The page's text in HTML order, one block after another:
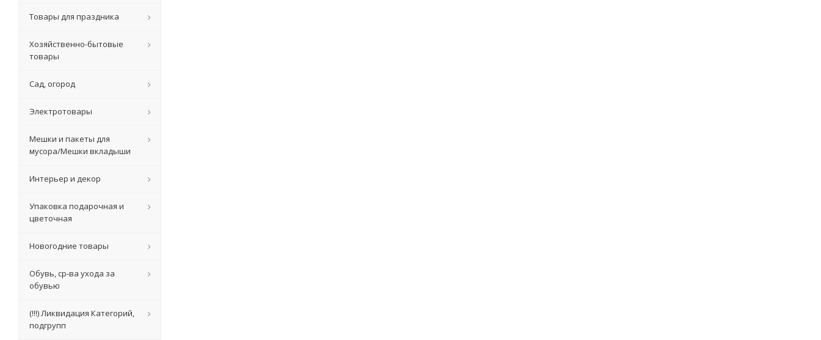
Товары для праздника
Хозяйственно-бытовые
товары
Сад, огород
Электротовары
Мешки и пакеты для
мусора/Мешки вкладыши
Интерьер и декор
Упаковка подарочная и
цветочная
Новогодние товары
Обувь, ср-ва ухода за
обувью
(!!!) Ликвидация Категорий,
подгрупп